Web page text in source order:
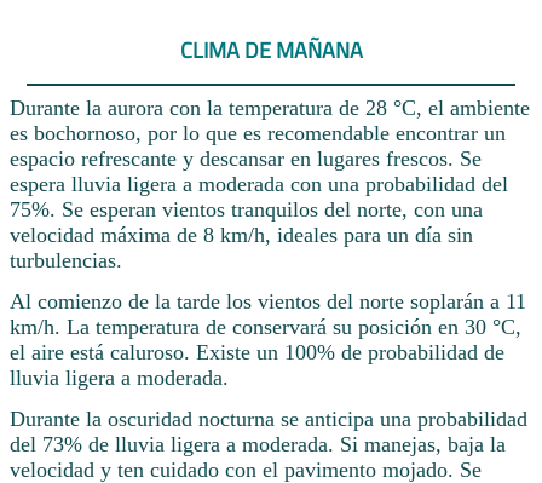
CLIMA DE MAÑANA
Durante la aurora con la temperatura de 28 °C, el ambiente
es bochornoso, por lo que es recomendable encontrar un
espacio refrescante y descansar en lugares frescos. Se
espera lluvia ligera a moderada con una probabilidad del
75%. Se esperan vientos tranquilos del norte, con una
velocidad máxima de 8 km/h, ideales para un día sin
turbulencias.
Al comienzo de la tarde los vientos del norte soplarán a 11
km/h. La temperatura de conservará su posición en 30 °C,
el aire está caluroso. Existe un 100% de probabilidad de
lluvia ligera a moderada.
Durante la oscuridad nocturna se anticipa una probabilidad
del 73% de lluvia ligera a moderada. Si manejas, baja la
velocidad y ten cuidado con el pavimento mojado. Se